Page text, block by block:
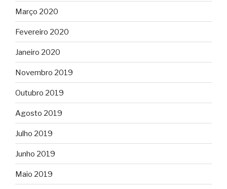
Março 2020
Fevereiro 2020
Janeiro 2020
Novembro 2019
Outubro 2019
Agosto 2019
Julho 2019
Junho 2019
Maio 2019